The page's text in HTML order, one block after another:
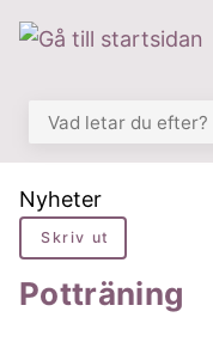
till innehåll
till huvudmeny
Du är här:
Nyheter
Skriv ut
Potträning